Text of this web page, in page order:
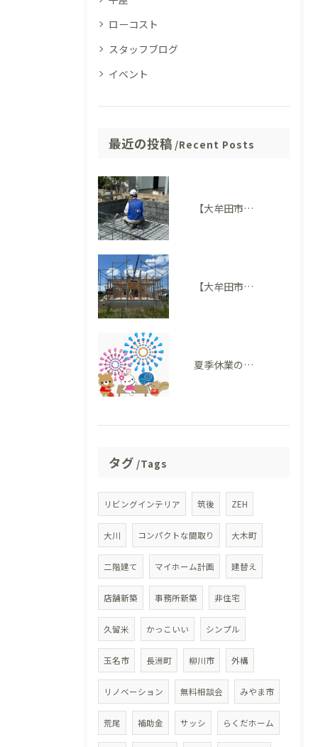
ローコスト
スタッフブログ
イベント
最近の投稿 Recent Posts
【大牟田市M様邸】配筋検査に適合しました。完成後には見えない部分も大切にしています
【大牟田市 T様邸】上棟を迎えました！いよいよ住まいの形が見えてきました
夏季休業のお知らせ
タグ Tags
リビングインテリア 筑後 ZEH
大川 コンパクトな間取り 大木町
二階建て マイホーム計画 建替え
店舗新築 事務所新築 非住宅
久留米 かっこいい シンプル
玉名市 長洲町 柳川市 外構
リノベーション 無料相談会 みやま市
荒尾 補助金 サッシ らくだホーム